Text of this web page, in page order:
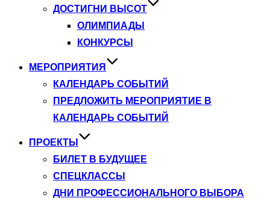
ДОСТИГНИ ВЫСОТ
ОЛИМПИАДЫ
КОНКУРСЫ
МЕРОПРИЯТИЯ
КАЛЕНДАРЬ СОБЫТИЙ
ПРЕДЛОЖИТЬ МЕРОПРИЯТИЕ В
КАЛЕНДАРЬ СОБЫТИЙ
ПРОЕКТЫ
БИЛЕТ В БУДУЩЕЕ
СПЕЦКЛАССЫ
ДНИ ПРОФЕССИОНАЛЬНОГО ВЫБОРА